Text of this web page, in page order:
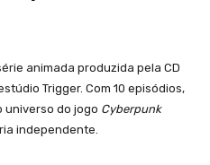
animada produzida pela CD
Trigger. Com 10 episódios,
universo do jogo Cyberpunk
independente.